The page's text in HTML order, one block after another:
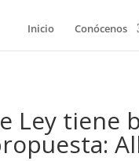
Inicio Conócenos
Ley tiene